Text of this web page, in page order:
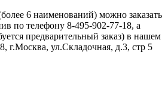
6 наименований) можно заказать
по телефону 8-495-902-77-18, а
предварительный заказ) в нашем
г.Москва, ул.Складочная, д.3, стр 5